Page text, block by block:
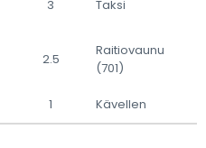
3 Taksi
2.5
Raitiovaunu
(701)
1 Kävellen